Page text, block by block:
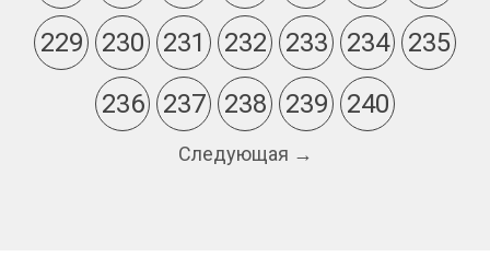
229
230 231 232 233 234
235
236
237 238 239 240
Следующая →